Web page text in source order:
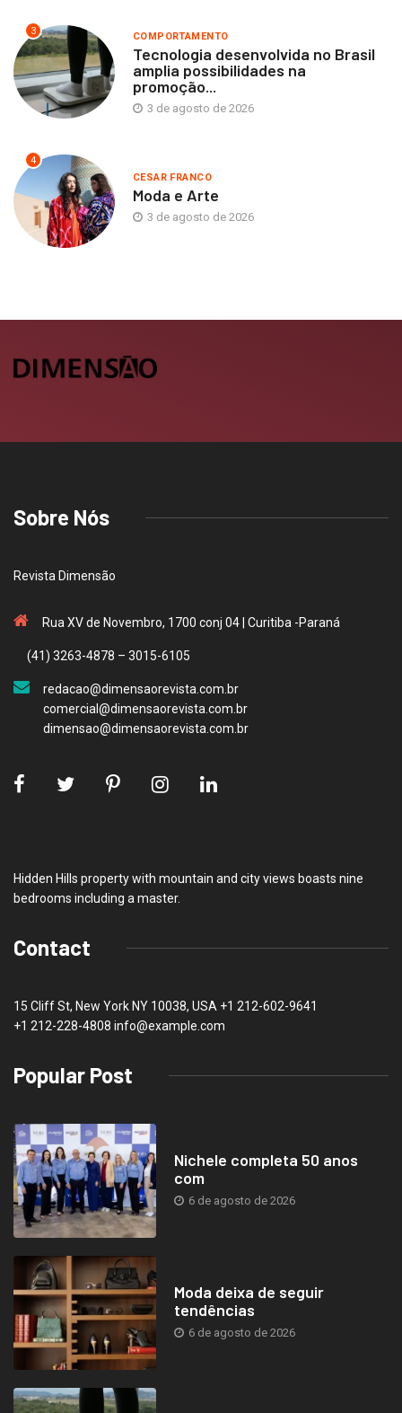
3 COMPORTAMENTO
Tecnologia desenvolvida no Brasil
amplia possibilidades na
promoção...
3 de agosto de 2026
4
CESAR FRANCO
Moda e Arte
3 de agosto de 2026
Sobre Nós
Revista Dimensão
Rua XV de Novembro, 1700 conj 04 | Curitiba -Paraná
(41) 3263-4878 – 3015-6105
redacao@dimensaorevista.com.br
comercial@dimensaorevista.com.br
dimensao@dimensaorevista.com.br
Hidden Hills property with mountain and city views boasts nine
bedrooms including a master.
Contact
15 Cliff St, New York NY 10038, USA +1 212-602-9641
+1 212-228-4808 info@example.com
Popular Post
Nichele completa 50 anos
com
6 de agosto de 2026
Moda deixa de seguir
tendências
6 de agosto de 2026